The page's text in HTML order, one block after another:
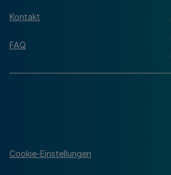
Kontakt
FAQ
Cookie-Einstellungen